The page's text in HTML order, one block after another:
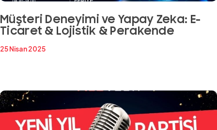
Müşteri Deneyimi ve Yapay Zeka: E-
Ticaret & Lojistik & Perakende
25 Nisan 2025